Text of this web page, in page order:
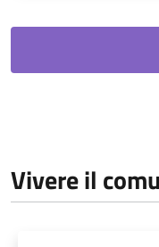
Vivere il